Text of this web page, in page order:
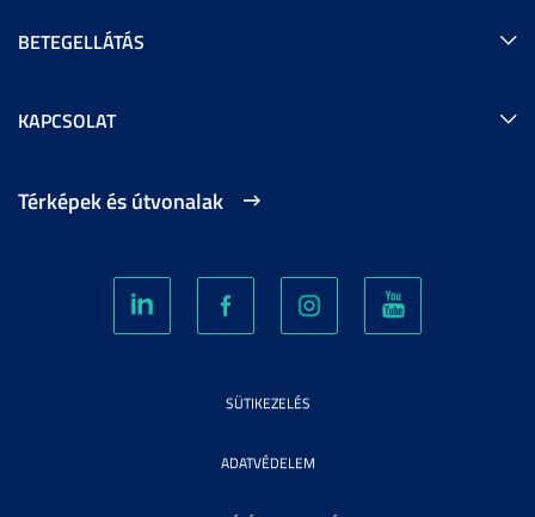
BETEGELLÁTÁS
KAPCSOLAT
Térképek és útvonalak
SÜTIKEZELÉS
ADATVÉDELEM